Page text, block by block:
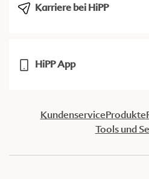
Karriere bei HiPP
HiPP App
KundenserviceProdukte
Tools und